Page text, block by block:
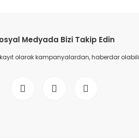
Medyada Bizi Takip Edin
olarak kampanyalardan, haberdar